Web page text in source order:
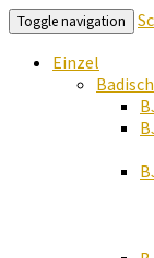
Toggle navigation
Einzel